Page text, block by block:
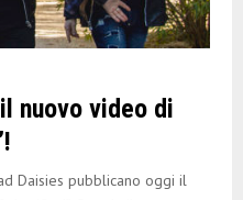
nuovo video di
Daisies pubblicano oggi il